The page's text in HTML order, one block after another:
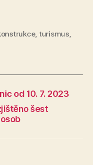
, turismus,
od 10. 7. 2023
šest